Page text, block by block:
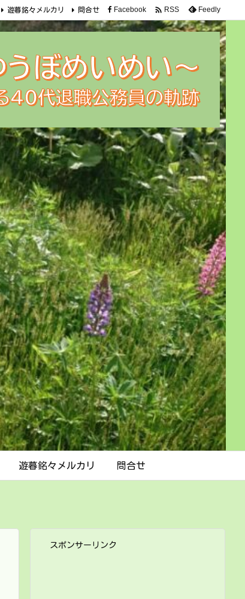
遊暮銘々メルカリ 問合せ
遊暮銘々メルカリ 問合せ Facebook  RSS Feedly
スポンサーリンク